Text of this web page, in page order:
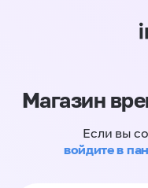
Магазин
Если вы
войдите в